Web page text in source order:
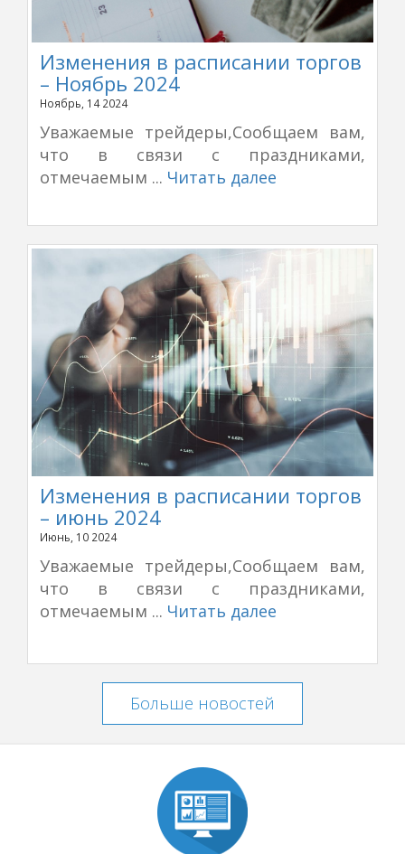
Изменения в расписании торгов
– Ноябрь 2024
Ноябрь, 14 2024
Уважаемые трейдеры,Сообщаем вам,
что в связи с праздниками,
отмечаемым ... Читать далее
Изменения в расписании торгов
– июнь 2024
Июнь, 10 2024
Уважаемые трейдеры,Сообщаем вам,
что в связи с праздниками,
отмечаемым ... Читать далее
Больше новостей